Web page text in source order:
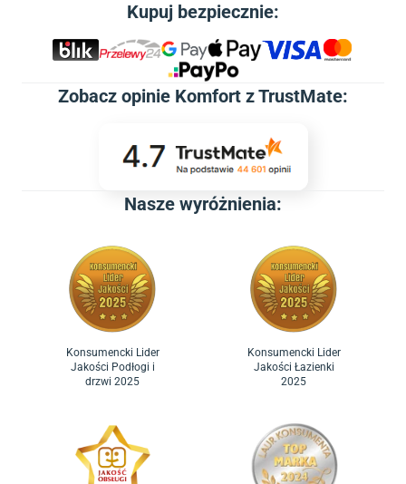
Kupuj bezpiecznie:
Zobacz opinie Komfort z TrustMate:
Nasze wyróżnienia:
Konsumencki Lider
Jakości Podłogi i
drzwi 2025
Konsumencki Lider
Jakości Łazienki
2025